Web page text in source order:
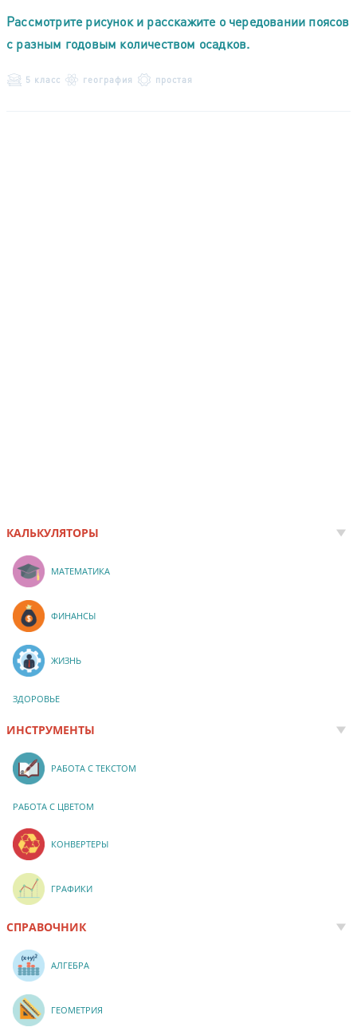
Рассмотрите рисунок и расскажите о чередовании поясов
с разным годовым количеством осадков.
5 класс география простая
КАЛЬКУЛЯТОРЫ
МАТЕМАТИКА
ФИНАНСЫ
ЖИЗНЬ
ЗДОРОВЬЕ
ИНСТРУМЕНТЫ
РАБОТА С ТЕКСТОМ
РАБОТА С ЦВЕТОМ
КОНВЕРТЕРЫ
ГРАФИКИ
СПРАВОЧНИК
АЛГЕБРА
ГЕОМЕТРИЯ